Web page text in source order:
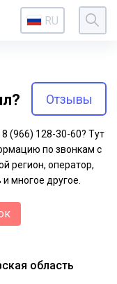
RU
Отзывы
(966) 128-30-60? Тут
по звонкам с
регион, оператор,
многое другое.
область